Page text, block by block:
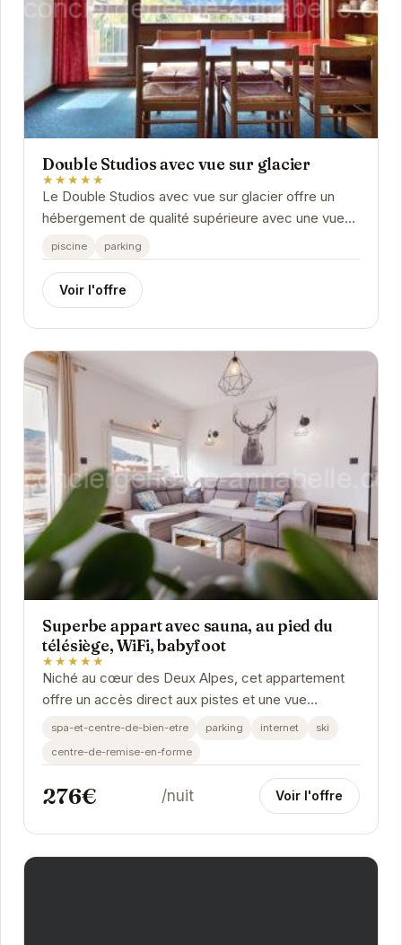
Double Studios avec vue sur glacier
★★★★★
Le Double Studios avec vue sur glacier offre un
hébergement de qualité supérieure avec une vue
imprenable sur les majestueux glaciers des
Alpes....
piscine parking
Voir l'offre
Superbe appart avec sauna, au pied du
télésiège, WiFi, babyfoot
★★★★★
Niché au cœur des Deux Alpes, cet appartement
offre un accès direct aux pistes et une vue
imprenable sur les montagnes. Détendez-vous
spa-et-centre-de-bien-etre parking internet
ski
centre-de-remise-en-forme
276€ /nuit Voir l'offre